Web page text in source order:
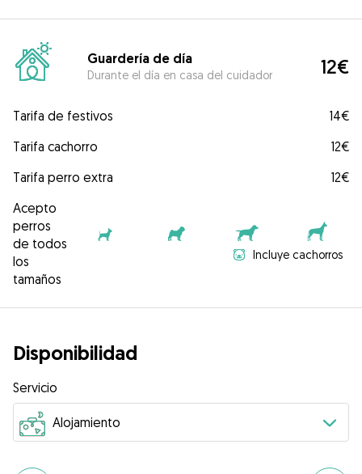
Guardería de día
Durante el día en casa del cuidador 12€
Tarifa de festivos
14€
Tarifa cachorro
12€
Tarifa perro extra
12€
Acepto
perros
de todos
los
tamaños
Incluye cachorros
Disponibilidad
Servicio